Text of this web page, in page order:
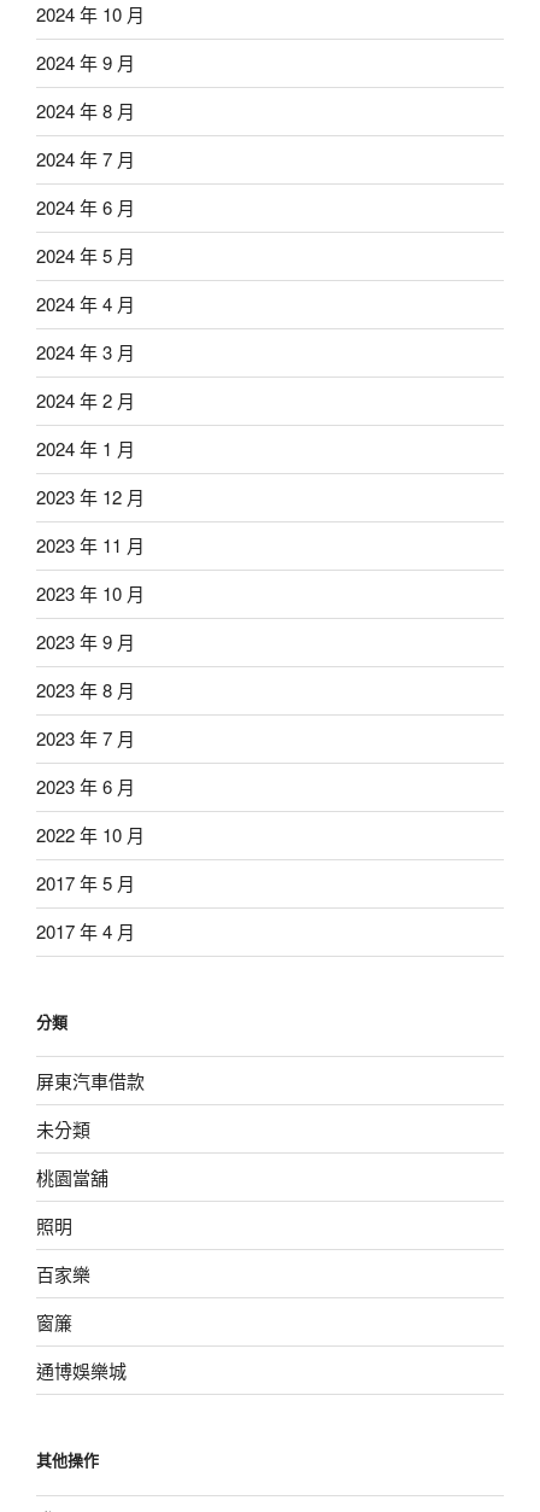
2024 年 10 月
2024 年 9 月
2024 年 8 月
2024 年 7 月
2024 年 6 月
2024 年 5 月
2024 年 4 月
2024 年 3 月
2024 年 2 月
2024 年 1 月
2023 年 12 月
2023 年 11 月
2023 年 10 月
2023 年 9 月
2023 年 8 月
2023 年 7 月
2023 年 6 月
2022 年 10 月
2017 年 5 月
2017 年 4 月
分類
屏東汽車借款
未分類
桃園當舖
照明
百家樂
窗簾
通博娛樂城
其他操作